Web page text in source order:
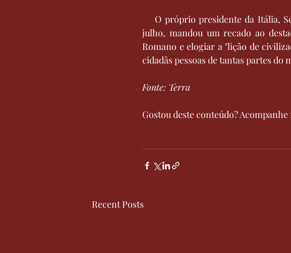
O próprio presidente da Itália,
julho, mandou um recado ao
Romano e elogiar a "lição de
cidadãs pessoas de tantas partes do
Fonte: Terra
Gostou deste conteúdo? Acompanhe
Recent Posts